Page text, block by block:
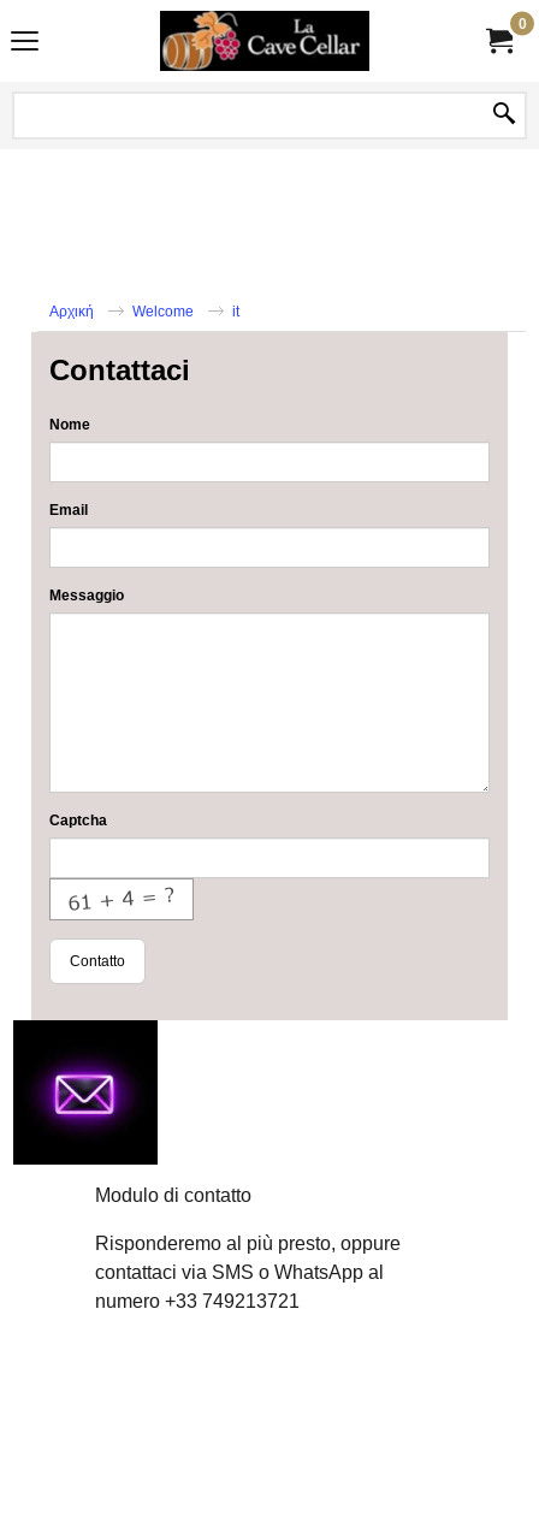
0
Αρχική Welcome it
Contattaci
Nome
Email
Messaggio
Captcha
Contatto
Modulo di contatto
Risponderemo al più presto, oppure
contattaci via SMS o WhatsApp al
numero +33 749213721